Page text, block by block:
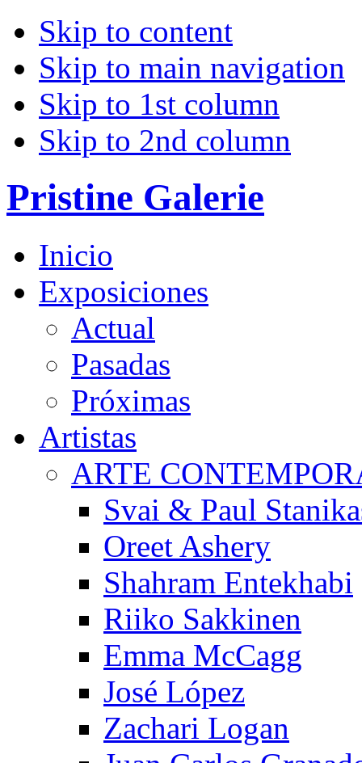
Skip to content
Skip to main navigation
Skip to 1st column
Skip to 2nd column
Pristine Galerie
Inicio
Exposiciones
Actual
Pasadas
Próximas
Artistas
ARTE
Svai & Paul
Oreet Ashery
Shahram Entekhabi
Riiko Sakkinen
Emma McCagg
José López
Zachari Logan